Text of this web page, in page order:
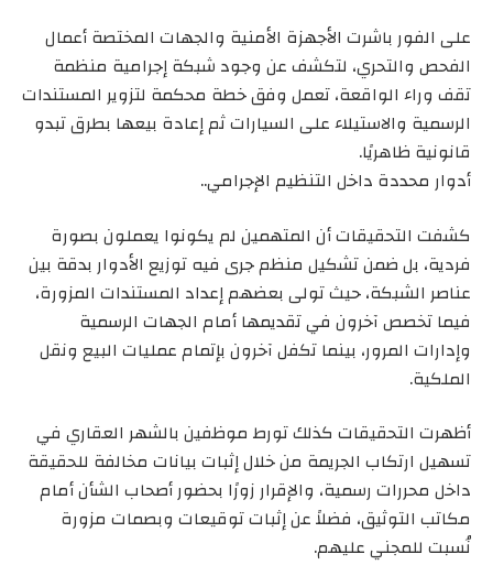
على الفور باشرت الأجهزة الأمنية والجهات المختصة أعمال
الفحص والتحري، لتكشف عن وجود شبكة إجرامية منظمة
تقف وراء الواقعة، تعمل وفق خطة محكمة لتزوير المستندات
الرسمية والاستيلاء على السيارات ثم إعادة بيعها بطرق تبدو
قانونية ظاهريًا.
أدوار محددة داخل التنظيم الإجرامي..
كشفت التحقيقات أن المتهمين لم يكونوا يعملون بصورة
فردية، بل ضمن تشكيل منظم جرى فيه توزيع الأدوار بدقة بين
عناصر الشبكة، حيث تولى بعضهم إعداد المستندات المزورة،
فيما تخصص آخرون في تقديمها أمام الجهات الرسمية
وإدارات المرور، بينما تكفل آخرون بإتمام عمليات البيع ونقل
الملكية.
أظهرت التحقيقات كذلك تورط موظفين بالشهر العقاري في
تسهيل ارتكاب الجريمة من خلال إثبات بيانات مخالفة للحقيقة
داخل محررات رسمية، والإقرار زورًا بحضور أصحاب الشأن أمام
مكاتب التوثيق، فضلاً عن إثبات توقيعات وبصمات مزورة
نُسبت للمجني عليهم.